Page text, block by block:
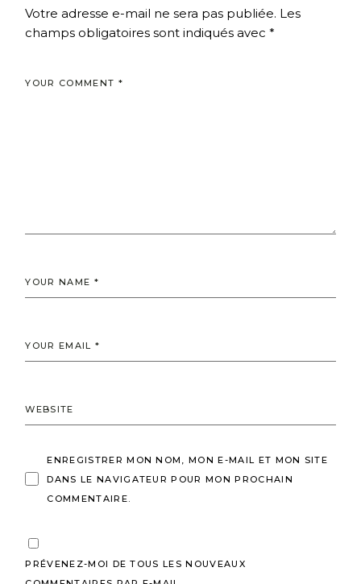
Votre adresse e-mail ne sera pas publiée. Les
champs obligatoires sont indiqués avec*
ENREGISTRER MON NOM, MON E-MAIL ET MON SITE
DANS LE NAVIGATEUR POUR MON PROCHAIN
COMMENTAIRE.
PRÉVENEZ-MOI DE TOUS LES NOUVEAUX